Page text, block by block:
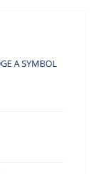
A SYMBOL